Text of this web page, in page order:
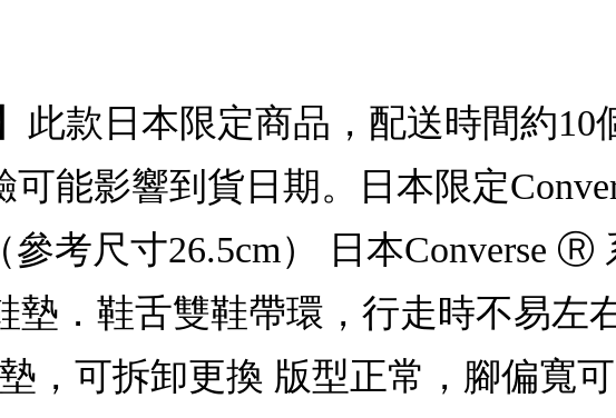
此款日本限定商品，配送時間約10
能影響到貨日期。日本限定
考尺寸26.5cm） 日本Converse Ⓡ
墊．鞋舌雙鞋帶環，行走時不易左
，可拆卸更換 版型正常，腳偏寬